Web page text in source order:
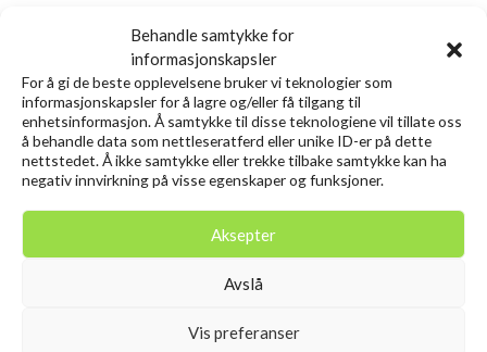
Behandle samtykke for
informasjonskapsler
For å gi de beste opplevelsene bruker vi teknologier som
informasjonskapsler for å lagre og/eller få tilgang til
enhetsinformasjon. Å samtykke til disse teknologiene vil tillate oss
å behandle data som nettleseratferd eller unike ID-er på dette
nettstedet. Å ikke samtykke eller trekke tilbake samtykke kan ha
negativ innvirkning på visse egenskaper og funksjoner.
Aksepter
Avslå
Vis preferanser
mai og gjennom sommeren
Relaterte produkter